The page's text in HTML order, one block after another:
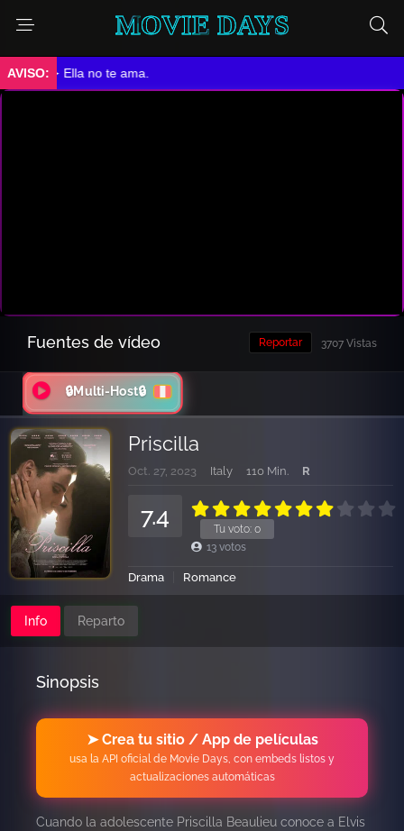
MOVIE DAYS
➤ Ella no te ama.
Fuentes de vídeo 3707 Vistas
Reportar
🔒Multi-Host🔒
Priscilla
Oct. 27, 2023 Italy 110 Min. R
Tu voto: 0
7.4
13 votos
Drama Romance
Info Reparto
Sinopsis
➤ Crea tu sitio / App de películas
usa la API oficial de Movie Days, con embeds listos y
actualizaciones automáticas
Cuando la adolescente Priscilla Beaulieu conoce a Elvis